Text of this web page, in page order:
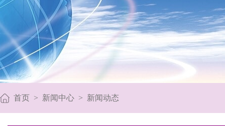
首页 > 新闻中心 > 新闻动态